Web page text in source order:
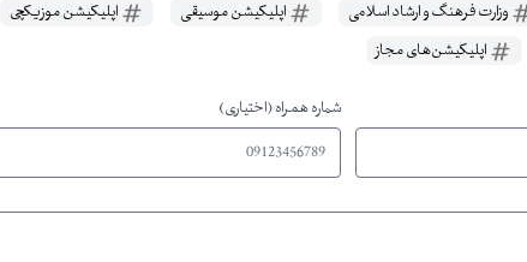
وزارت فرهنگ و ارشاد اسلامی اپلیکیشن موسیقی
اپلیکیشن موزیکچی
اپلیکیشن‌های مجاز
شماره همراه (اختیاری)